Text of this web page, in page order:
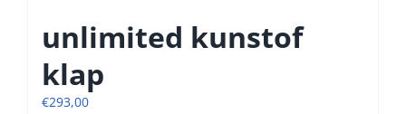
unlimited kunstof
klap
€293,00